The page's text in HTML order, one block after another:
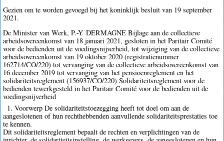
Gezien om te worden gevoegd bij het koninklijk besluit van 19 september
2021.
De Minister van Werk, P.-Y. DERMAGNE Bijlage aan de collectieve
arbeidsovereenkomst van 18 januari 2021, gesloten in het Paritair Comité
voor de bedienden uit de voedingsnijverheid, tot wijziging van de collectieve
arbeidsovereenkomst van 19 oktober 2020 (registratienummer
162714/CO/220) tot vervanging van de collectieve arbeidsovereenkomst van
16 december 2019 tot vervanging van het pensioenreglement en het
solidariteitsreglement (156937/CO/220) Solidariteitsreglement voor de
bedienden tewerkgesteld in het Paritair Comité voor de bedienden uit de
voedingsnijverheid
1. Voorwerp De solidariteitstoezegging heeft tot doel om aan de
aangeslotenen of hun rechthebbenden aanvullende solidariteitsprestaties toe
te kennen.
Dit solidariteitsreglement bepaalt de rechten en verplichtingen van de